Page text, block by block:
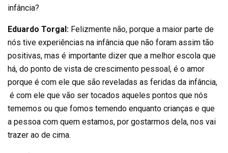
infância?
Eduardo Torgal: Felizmente não, porque a maior parte de
nós tive experiências na infância que não foram assim tão
positivas, mas é importante dizer que a melhor escola que
há, do ponto de vista de crescimento pessoal, é o amor
porque é com ele que são reveladas as feridas da infância,
é com ele que vão ser tocados aqueles pontos que nós
tememos ou que fomos temendo enquanto crianças e que
a pessoa com quem estamos, por gostarmos dela, nos vai
trazer ao de cima.